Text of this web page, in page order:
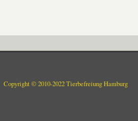
Copyright © 2010-2022 Tierbefreiung Hamburg